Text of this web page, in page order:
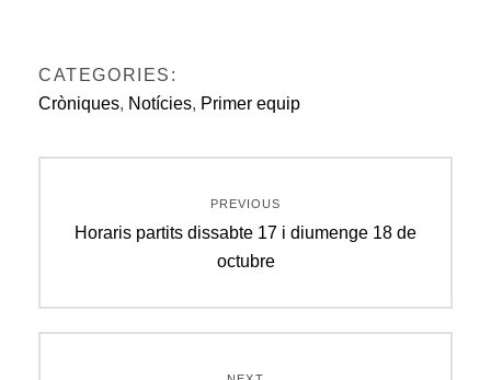
CATEGORIES:
Cròniques, Notícies, Primer equip
d'entrades
PREVIOUS
Previous
Horaris partits dissabte 17 i diumenge 18 de
octubre